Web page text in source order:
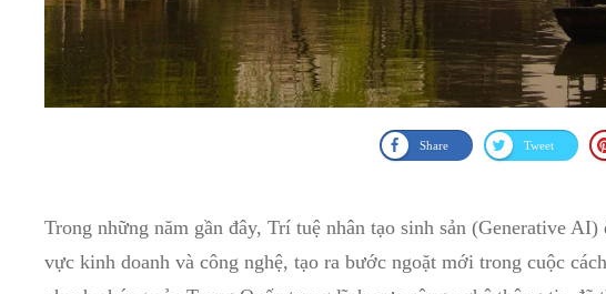
Share Tweet
Trong những năm gần đây, Trí tuệ nhân tạo sinh sản (Generative
vực kinh doanh và công nghệ, tạo ra bước ngoặt mới trong cuộc